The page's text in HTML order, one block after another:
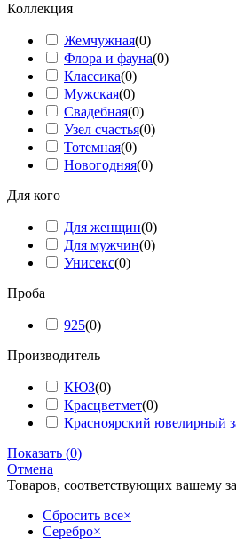
Коллекция
Жемчужная(0)
Флора и фауна(0)
Классика(0)
Мужская(0)
Свадебная(0)
Узел счастья(0)
Тотемная(0)
Новогодняя(0)
Для кого
Для женщин(0)
Для мужчин(0)
Унисекс(0)
Проба
925(0)
Производитель
КЮЗ(0)
Красцветмет(0)
Красноярский ювелирный
Показать (0)
Отмена
Товаров, соответствующих вашему
Сбросить все×
Серебро×